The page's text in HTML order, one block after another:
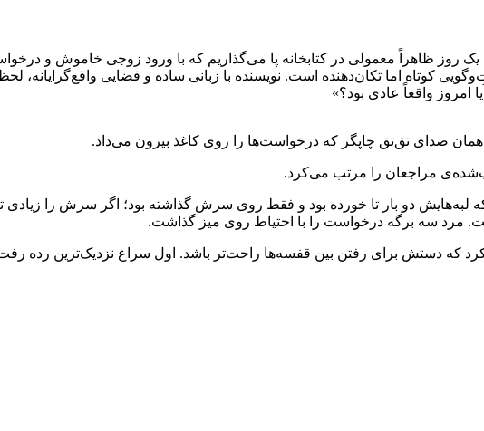
روز ظاهراً معمولی در کتابخانه پا می‌گذاریم که با ورود زوجی خاموش و
کوتاه اما تکان‌دهنده است. نویسنده با زبانی ساده و فضایی واقع‌گرایانه،
واقعاً عادی بود؟»
صدای تق‌تق چاپگر که درخواست‌ها را روی کاغذ بیرون می‌داد.
مراجعان را مرتب می‌کرد.
لبه‌هایش دو بار تا خورده بود و فقط روی سرش گذاشته بود؛ اگر سرش را زیادی
مرد سه برگه درخواست را با احتیاط روی میز گذاشت.
کرد که دستش برای رفتن بین قفسه‌ها راحت‌تر باشد. اول سراغ نزدیک‌ترین رده